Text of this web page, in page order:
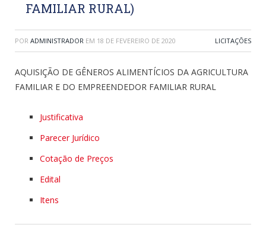
FAMILIAR RURAL)
POR ADMINISTRADOR EM 18 DE FEVEREIRO DE 2020 LICITAÇÕES
AQUISIÇÃO DE GÊNEROS ALIMENTÍCIOS DA AGRICULTURA
FAMILIAR E DO EMPREENDEDOR FAMILIAR RURAL
Justificativa
Parecer Jurídico
Cotação de Preços
Edital
Itens